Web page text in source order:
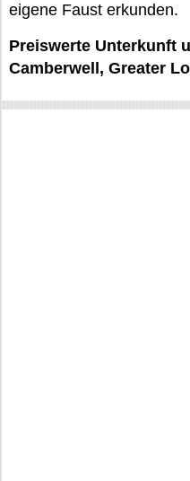
eigene Faust erkunden.
Preiswerte Unterkunft
Camberwell, Greater